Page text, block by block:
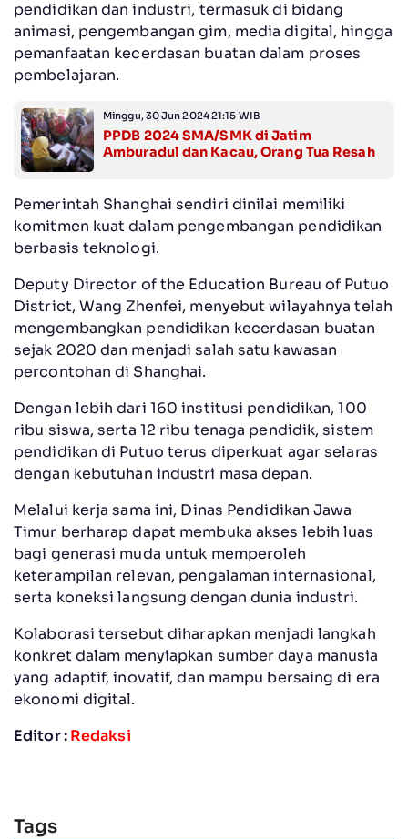
pendidikan dan industri, termasuk di bidang
animasi, pengembangan gim, media digital, hingga
pemanfaatan kecerdasan buatan dalam proses
pembelajaran.
Minggu, 30 Jun 2024 21:15 WIB
PPDB 2024 SMA/SMK di Jatim
Amburadul dan Kacau, Orang Tua Resah
Pemerintah Shanghai sendiri dinilai memiliki
komitmen kuat dalam pengembangan pendidikan
berbasis teknologi.
Deputy Director of the Education Bureau of Putuo
District, Wang Zhenfei, menyebut wilayahnya telah
mengembangkan pendidikan kecerdasan buatan
sejak 2020 dan menjadi salah satu kawasan
percontohan di Shanghai.
Dengan lebih dari 160 institusi pendidikan, 100
ribu siswa, serta 12 ribu tenaga pendidik, sistem
pendidikan di Putuo terus diperkuat agar selaras
dengan kebutuhan industri masa depan.
Melalui kerja sama ini, Dinas Pendidikan Jawa
Timur berharap dapat membuka akses lebih luas
bagi generasi muda untuk memperoleh
keterampilan relevan, pengalaman internasional,
serta koneksi langsung dengan dunia industri.
Kolaborasi tersebut diharapkan menjadi langkah
konkret dalam menyiapkan sumber daya manusia
yang adaptif, inovatif, dan mampu bersaing di era
ekonomi digital.
Editor :Redaksi
Tags